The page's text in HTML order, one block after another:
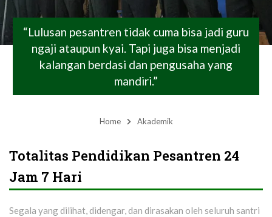
“Lulusan pesantren tidak cuma bisa jadi guru
ngaji ataupun kyai. Tapi juga bisa menjadi
kalangan berdasi dan pengusaha yang
mandiri.”
Home Akademik
Totalitas Pendidikan Pesantren 24
Jam 7 Hari
Segala yang dilihat, didengar, dan dirasakan oleh seluruh santri